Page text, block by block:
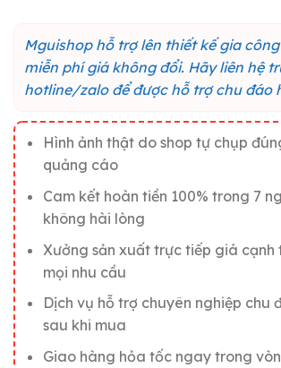
Mguishop hỗ trợ lên thiết kế gia
miễn phí giá không đổi. Hãy liên hệ
hotline/zalo để được hỗ trợ chu đáo
Hình ảnh thật do shop tự chụp
quảng cáo
Cam kết hoàn tiền 100% trong 7
không hài lòng
Xưởng sản xuất trực tiếp giá cạnh
mọi nhu cầu
Dịch vụ hỗ trợ chuyên nghiệp chu
sau khi mua
Giao hàng hỏa tốc ngay trong